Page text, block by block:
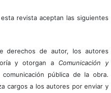
revista aceptan las siguientes
derechos de autor, los autores
y otorgan a Comunicación y
pública de la obra.
cargos a los autores por enviar y